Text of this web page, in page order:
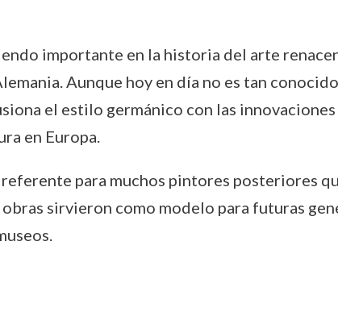
importante en la historia del arte
Aunque hoy en día no es tan
el estilo germánico con las
en Europa.
para muchos pintores posteriores
sirvieron como modelo para futuras